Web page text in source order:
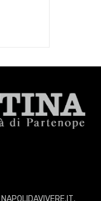
NAPOLIDAVIVERE.IT,